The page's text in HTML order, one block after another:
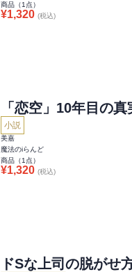
商品（1 点）
¥1,320 (税込)
「恋空」10年目の真
小説
美嘉
魔法のiらんど
商品（1 点）
¥1,320 (税込)
ドSな上司の脱がせ